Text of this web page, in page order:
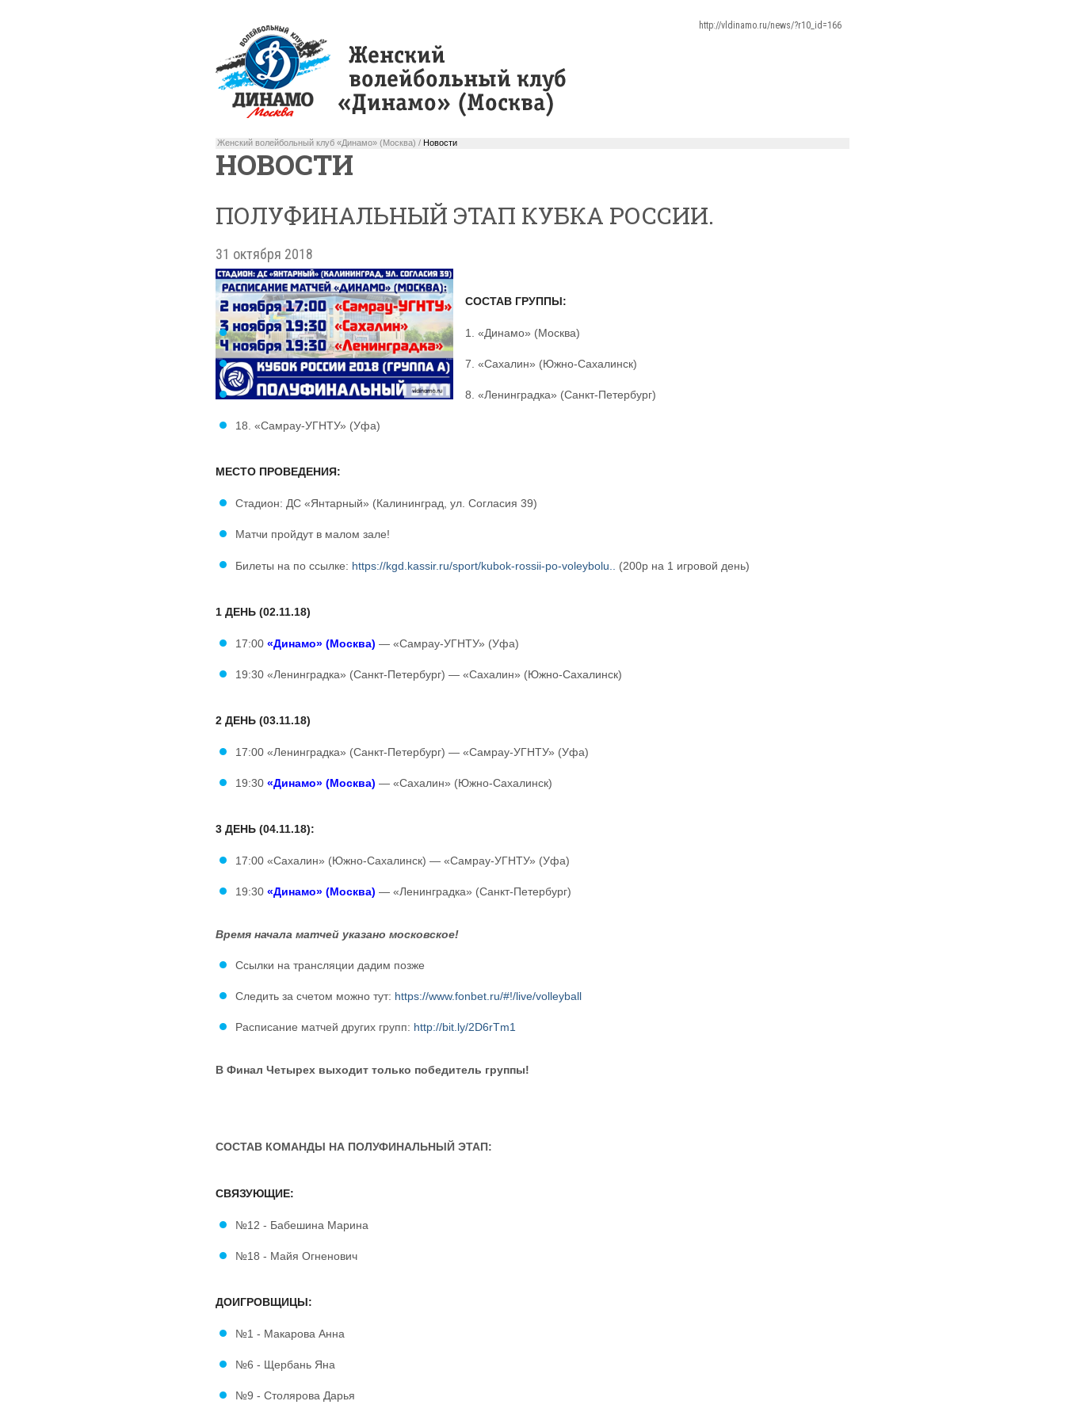
http://vldinamo.ru/news/?r10_id=166
Женский волейбольный клуб «Динамо» (Москва) / Новости
НОВОСТИ
ПОЛУФИНАЛЬНЫЙ ЭТАП КУБКА РОССИИ.
31 октября 2018
СОСТАВ ГРУППЫ:
1. «Динамо» (Москва)
7. «Сахалин» (Южно-Сахалинск)
8. «Ленинградка» (Санкт-Петербург)
18. «Самрау-УГНТУ» (Уфа)
МЕСТО ПРОВЕДЕНИЯ:
Стадион: ДС «Янтарный» (Калининград, ул. Согласия 39)
Матчи пройдут в малом зале!
Билеты на по ссылке: https://kgd.kassir.ru/sport/kubok-rossii-po-voleybolu.. (200р на 1 игровой день)
1 ДЕНЬ (02.11.18)
17:00 «Динамо» (Москва) — «Самрау-УГНТУ» (Уфа)
19:30 «Ленинградка» (Санкт-Петербург) — «Сахалин» (Южно-Сахалинск)
2 ДЕНЬ (03.11.18)
17:00 «Ленинградка» (Санкт-Петербург) — «Самрау-УГНТУ» (Уфа)
19:30 «Динамо» (Москва) — «Сахалин» (Южно-Сахалинск)
3 ДЕНЬ (04.11.18):
17:00 «Сахалин» (Южно-Сахалинск) — «Самрау-УГНТУ» (Уфа)
19:30 «Динамо» (Москва) — «Ленинградка» (Санкт-Петербург)
Время начала матчей указано московское!
Ссылки на трансляции дадим позже
Следить за счетом можно тут: https://www.fonbet.ru/#!/live/volleyball
Расписание матчей других групп: http://bit.ly/2D6rTm1
В Финал Четырех выходит только победитель группы!
СОСТАВ КОМАНДЫ НА ПОЛУФИНАЛЬНЫЙ ЭТАП:
СВЯЗУЮЩИЕ:
№12 - Бабешина Марина
№18 - Майя Огненович
ДОИГРОВЩИЦЫ:
№1 - Макарова Анна
№6 - Щербань Яна
№9 - Столярова Дарья